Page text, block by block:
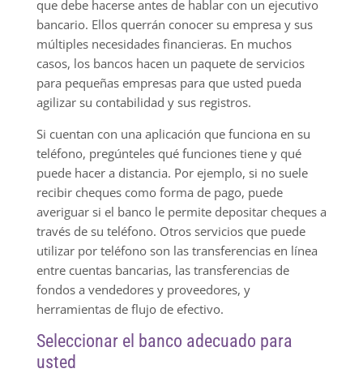
que debe hacerse antes de hablar con un ejecutivo
bancario. Ellos querrán conocer su empresa y sus
múltiples necesidades financieras. En muchos
casos, los bancos hacen un paquete de servicios
para pequeñas empresas para que usted pueda
agilizar su contabilidad y sus registros.
Si cuentan con una aplicación que funciona en su
teléfono, pregúnteles qué funciones tiene y qué
puede hacer a distancia. Por ejemplo, si no suele
recibir cheques como forma de pago, puede
averiguar si el banco le permite depositar cheques a
través de su teléfono. Otros servicios que puede
utilizar por teléfono son las transferencias en línea
entre cuentas bancarias, las transferencias de
fondos a vendedores y proveedores, y
herramientas de flujo de efectivo.
Seleccionar el banco adecuado para
usted